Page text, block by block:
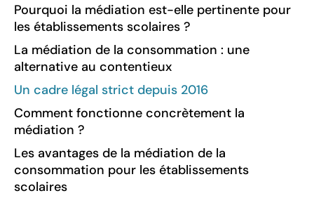
Pourquoi la médiation est-elle pertinente pour
les établissements scolaires ?
La médiation de la consommation : une
alternative au contentieux
Un cadre légal strict depuis 2016
Comment fonctionne concrètement la
médiation ?
Les avantages de la médiation de la
consommation pour les établissements
scolaires